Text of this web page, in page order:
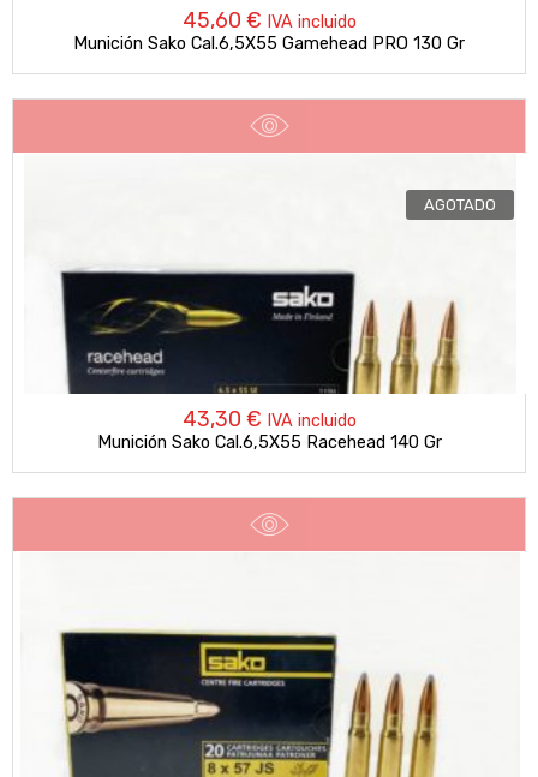
45,60 € IVA incluido
Munición Sako Cal.6,5X55 Gamehead PRO 130 Gr
AGOTADO
43,30 € IVA incluido
Munición Sako Cal.6,5X55 Racehead 140 Gr